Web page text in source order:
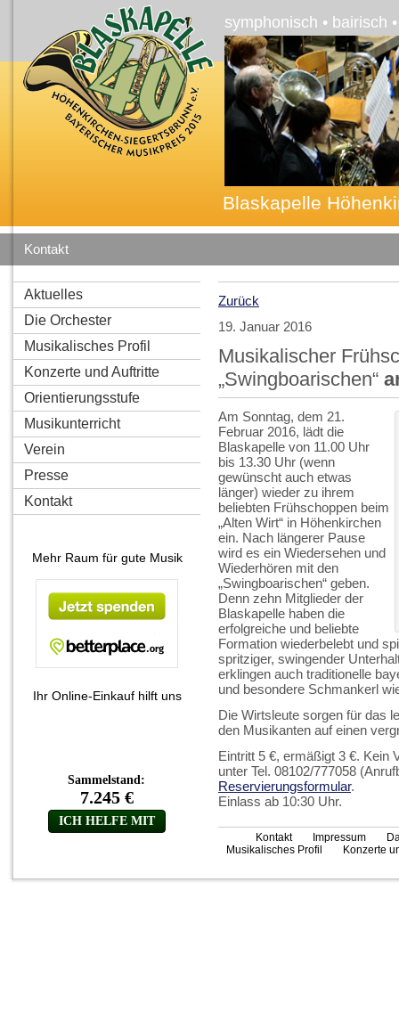
symphonisch • bairisch
Blaskapelle
Kontakt
Aktuelles
Die Orchester
Musikalisches Profil
Konzerte und Auftritte
Orientierungsstufe
Musikunterricht
Verein
Presse
Kontakt
Mehr Raum für gute Musik
Ihr Online-Einkauf hilft uns
Zurück
19. Januar 2016
Musikalischer
„Swingboarischen“
Am Sonntag, dem 21.
Februar 2016, lädt die
Blaskapelle von 11.00 Uhr
bis 13.30 Uhr (wenn
gewünscht auch etwas
länger) wieder zu ihrem
beliebten Frühschoppen beim
„Alten Wirt“ in Höhenkirchen
ein. Nach längerer Pause
wird es ein Wiedersehen und
Wiederhören mit den
„Swingboarischen“ geben.
Denn zehn Mitglieder der
Blaskapelle haben die
erfolgreiche und beliebte
Formation wiederbelebt und
spritziger, swingender
erklingen auch traditionelle
und besondere Schmankerl
Die Wirtsleute sorgen für das
den Musikanten auf einen
Eintritt 5 €, ermäßigt 3 €. Kein
unter Tel. 08102/777058
Reservierungsformular.
Einlass ab 10:30 Uhr.
Kontakt Impressum
Musikalisches Profil
Konzerte